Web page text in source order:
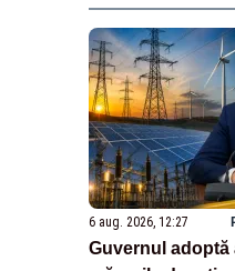
6 aug. 2026, 12:27
Guvernul adoptă